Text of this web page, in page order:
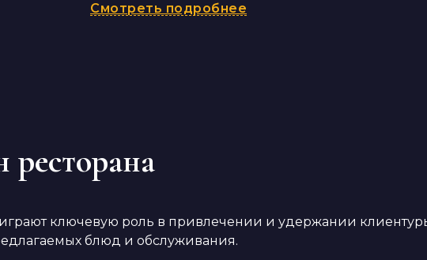
Смотреть подробнее
ресторана
ключевую роль в привлечении и удержании
блюд и обслуживания.